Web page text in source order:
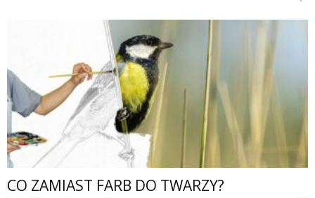
CO ZAMIAST FARB DO TWARZY?